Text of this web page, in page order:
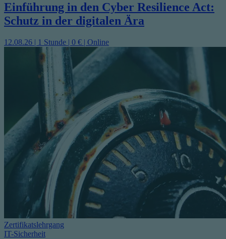
Einführung in den Cyber Resilience Act:
Schutz in der digitalen Ära
12.08.26 | 1 Stunde | 0 € | Online
Zertifikatslehrgang
IT-Sicherheit